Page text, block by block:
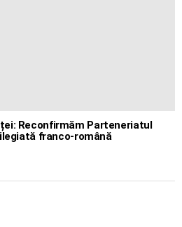
Reconfirmăm Parteneriatul
franco-română